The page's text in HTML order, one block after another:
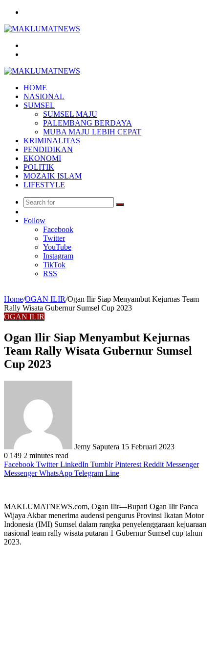
HOME
NASIONAL
SUMSEL
SUMSEL MAJU
PALEMBANG BERDAYA
MUBA MAJU LEBIH CEPAT
KRIMINALITAS
PENDIDIKAN
EKONOMI
POLITIK
MOZAIK ISLAM
LIFESTYLE
Search
Article
Follow
Facebook
Twitter
YouTube
Instagram
TikTok
RSS
Home/OGAN ILIR/Ogan Ilir Siap Menyambut Kejurnas Team
Rally Wisata Gubernur Sumsel Cup 2023
OGAN ILIR
Ogan Ilir Siap Menyambut Kejurnas
Team Rally Wisata Gubernur Sumsel
Cup 2023
Jemy Saputera 15 Februari 2023
0 149 2 minutes read
Facebook Twitter LinkedIn Tumblr Pinterest Reddit Messenger
Messenger WhatsApp Telegram Line
MAKLUMATNEWS.com, Ogan Ilir—Bupati Ogan Ilir Panca
Wijaya Akbar menerima audensi pengurus Provinsi Ikatan Motor
Indonesia (IMI) Sumsel dalam rangka penyelenggaraan kejuaraan
nasional team rally wisata putaran 1 Gubernur Sumsel cup tahun
2023.